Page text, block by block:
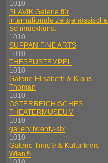
1010
SLAVIK Galerie für
internationale zeitgenössische
Schmuckkunst
1010
SUPPAN FINE ARTS
1010
THESEUSTEMPEL
1010
Galerie Elisabeth & Klaus
Thoman
1010
ÖSTERREICHISCHES
THEATERMUSEUM
1010
gallery twenty-six
1010
Galerie Time® & Kulturkreis
Wien®